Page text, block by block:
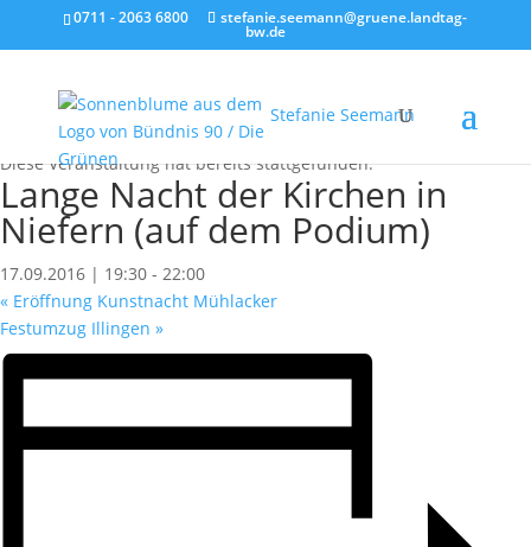
0711 - 2063 6800 stefanie.seemann@gruene.landtag-
bw.de
Stefanie Seemann
« Alle Veranstaltungen
Diese Veranstaltung hat bereits stattgefunden.
Lange Nacht der Kirchen in
Niefern (auf dem Podium)
17.09.2016 | 19:30 - 22:00
« Eröffnung Kunstnacht Mühlacker
Festumzug Illingen »